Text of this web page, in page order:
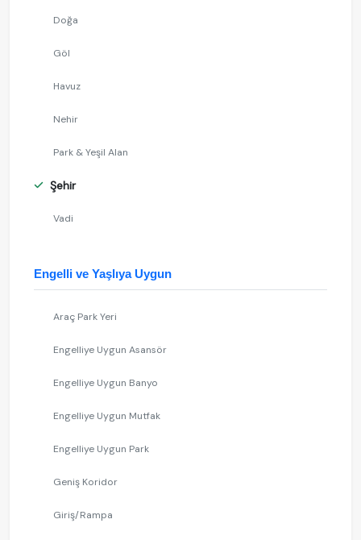
Doğa
Göl
Havuz
Nehir
Park & Yeşil Alan
Şehir
Vadi
Engelli ve Yaşlıya Uygun
Araç Park Yeri
Engelliye Uygun Asansör
Engelliye Uygun Banyo
Engelliye Uygun Mutfak
Engelliye Uygun Park
Geniş Koridor
Giriş/Rampa